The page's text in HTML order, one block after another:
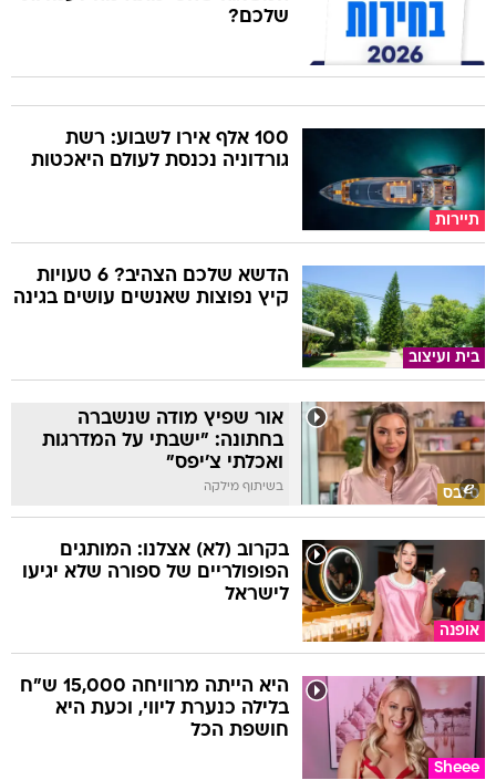
שלכם?
תיירות
100 אלף אירו לשבוע: רשת
גורדוניה נכנסת לעולם היאכטות
בית ועיצוב
הדשא שלכם הצהיב? 6 טעויות
קיץ נפוצות שאנשים עושים בגינה
סלבס
אור שפיץ מודה שנשברה
בחתונה: "ישבתי על המדרגות
ואכלתי צ'יפס"
בשיתוף מילקה
אופנה
בקרוב (לא) אצלנו: המותגים
הפופולריים של ספורה שלא יגיעו
לישראל
Sheee
היא הייתה מרוויחה 15,000 ש"ח
בלילה כנערת ליווי, וכעת היא
חושפת הכל